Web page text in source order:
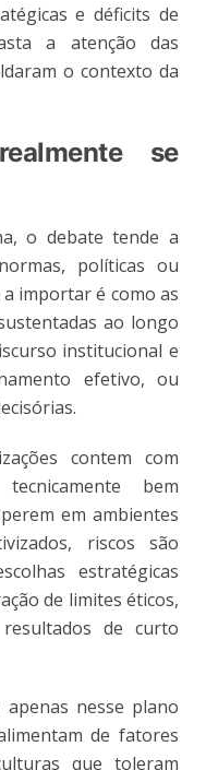
e déficits de
a atenção das
o contexto da
se
o debate tende a
políticas ou
importar é como as
ao longo
institucional e
efetivo, ou
contem com
bem
em ambientes
riscos são
estratégicas
de limites éticos,
de curto
nesse plano
de fatores
que toleram